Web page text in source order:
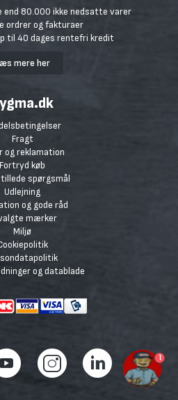
end 80.000 ikke nedsatte varer
ordrer og fakturaer
til 40 dages rentefri kredit
mere her
Fragt
og reklamation
Fortryd køb
spørgsmål
Udlejning
og gode råd
mærker
Miljø
og datablade
1